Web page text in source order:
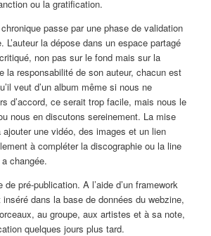
ou la gratification.
passe par une phase de validation
L’auteur la dépose dans un espace partagé
non pas sur le fond mais sur la
la responsabilité de son auteur, chacun est
veut d’un album même si nous ne
d’accord, ce serait trop facile, mais nous le
nous en discutons sereinement. La mise
une vidéo, des images et un lien
à compléter la discographie ou la line
changée.
de pré-publication. A l’aide d’un framework
dans la base de données du webzine,
au groupe, aux artistes et à sa note,
quelques jours plus tard.